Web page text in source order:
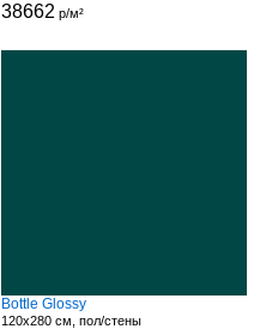
38662 р/м²
Bottle Glossy
120x280 см, пол/стены